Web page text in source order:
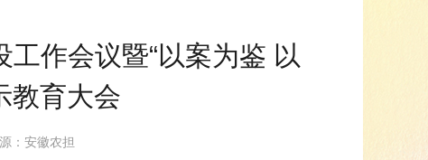
作会议暨“以案为鉴 以
教育大会
：安徽农担